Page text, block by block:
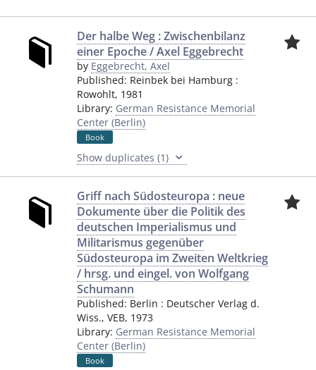
Der halbe Weg : Zwischenbilanz
einer Epoche / Axel Eggebrecht
by Eggebrecht, Axel
Published: Reinbek bei Hamburg :
Rowohlt, 1981
Library: German Resistance Memorial
Center (Berlin)
Book
Show duplicates (1)
Griff nach Südosteuropa : neue
Dokumente über die Politik des
deutschen Imperialismus und
Militarismus gegenüber
Südosteuropa im Zweiten Weltkrieg
/ hrsg. und eingel. von Wolfgang
Schumann
Published: Berlin : Deutscher Verlag d.
Wiss., VEB, 1973
Library: German Resistance Memorial
Center (Berlin)
Book